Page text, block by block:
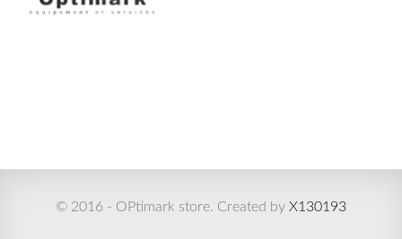
© 2016 - OPtimark store. Created by X130193